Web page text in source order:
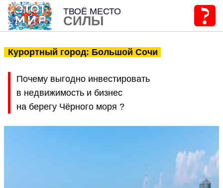
Курортный город: Большой Сочи
Почему выгодно инвестировать
в недвижимость и бизнес
на берегу Чёрного моря ?
ТВОЁ МЕСТО
СИЛЫ